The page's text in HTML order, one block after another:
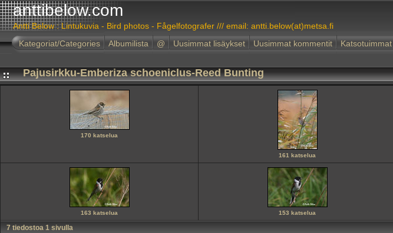
anttibelow.com
Antti Below : Lintukuvia - Bird photos - Fågelfotografer /// email: antti.below(at)metsa.fi
Kategoriat/Categories
Albumilista @ Uusimmat lisäykset Uusimmat kommentit Katsotuimmat
Pajusirkku-Emberiza schoeniclus-Reed Bunting
170 katselua
161 katselua
163 katselua 153 katselua
7 tiedostoa 1 sivulla